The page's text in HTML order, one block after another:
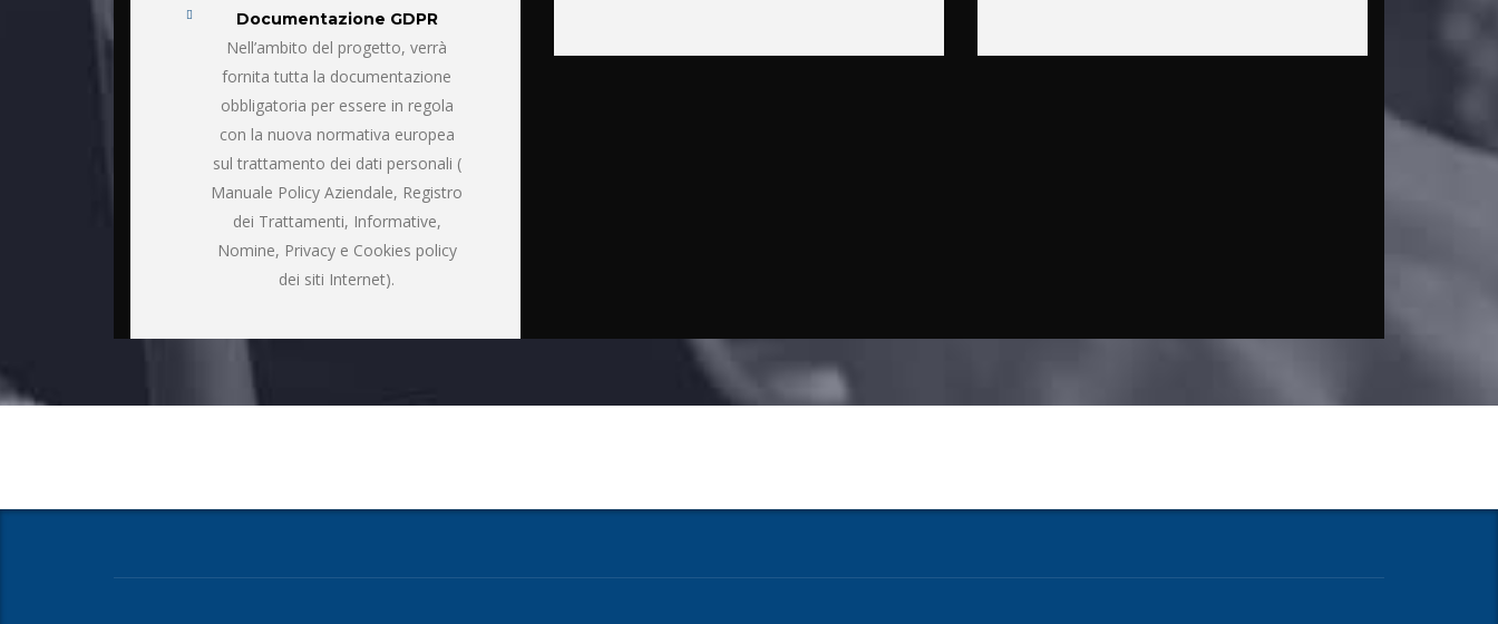
Documentazione GDPR
Nell’ambito del progetto, verrà
fornita tutta la documentazione
obbligatoria per essere in regola
con la nuova normativa europea
sul trattamento dei dati personali (
Manuale Policy Aziendale, Registro
dei Trattamenti, Informative,
Nomine, Privacy e Cookies policy
dei siti Internet).